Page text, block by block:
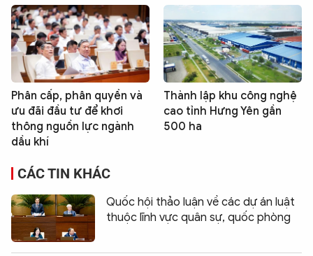
Phân cấp, phân quyền và
ưu đãi đầu tư để khơi
thông nguồn lực ngành
dầu khí
Thành lập khu công nghệ
cao tỉnh Hưng Yên gần
500 ha
CÁC TIN KHÁC
Quốc hội thảo luận về các dự án luật
thuộc lĩnh vực quân sự, quốc phòng